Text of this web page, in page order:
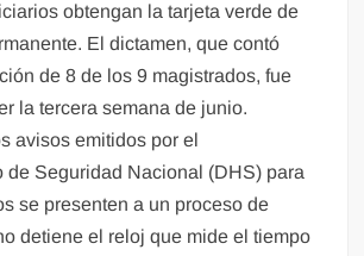
obtengan la tarjeta verde de
El dictamen, que contó
de 8 de los 9 magistrados, fue
la tercera semana de junio.
avisos emitidos por el
de Seguridad Nacional (DHS) para
se presenten a un proceso de
detiene el reloj que mide el tiempo